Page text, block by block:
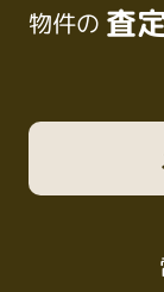
物件の 査